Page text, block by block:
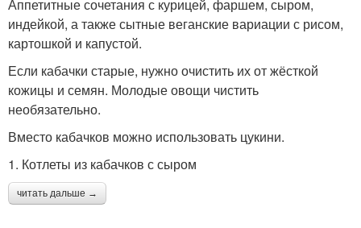
Аппетитные сочетания с курицей, фаршем, сыром,
индейкой, а также сытные веганские вариации с рисом,
картошкой и капустой.
Если кабачки старые, нужно очистить их от жёсткой
кожицы и семян. Молодые овощи чистить
необязательно.
Вместо кабачков можно использовать цукини.
1. Котлеты из кабачков с сыром
читать дальше →